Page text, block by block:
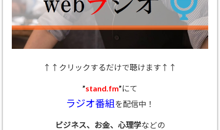
↑↑クリックするだけで聴けます↑↑
”stand.fm”にて
ラジオ番組を配信中！
ビジネス、お金、心理学などの